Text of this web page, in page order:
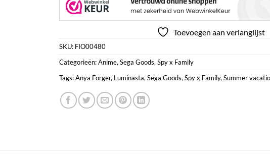
Toevoegen aan verlanglijst
SKU: FIO00480
Categorieën:Anime, Sega Goods, Spy x Family
Tags:Anya Forger, Luminasta, Sega Goods, Spy x Family, Summer